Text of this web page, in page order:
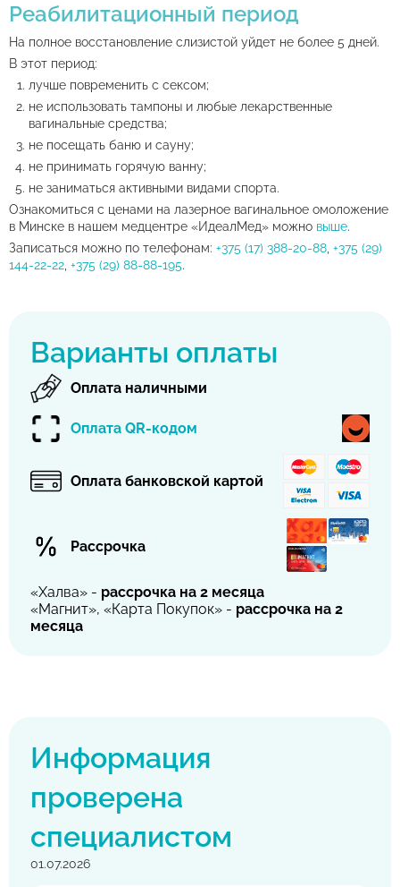
Реабилитационный период
На полное восстановление слизистой уйдет не более 5 дней.
В этот период:
лучше повременить с сексом;
не использовать тампоны и любые лекарственные
вагинальные средства;
не посещать баню и сауну;
не принимать горячую ванну;
не заниматься активными видами спорта.
Ознакомиться с ценами на лазерное вагинальное омоложение
в Минске в нашем медцентре «ИдеалМед» можно выше.
Записаться можно по телефонам: +375 (17) 388-20-88 +375 (29)
144-22-22 +375 (29) 88-88-195.
Варианты оплаты
Оплата наличными
Оплата QR-кодом
Оплата банковской картой
Рассрочка
«Халва» - рассрочка на 2 месяца
«Магнит», «Карта Покупок» - рассрочка на 2
месяца
Информация
проверена
специалистом
01.07.2026